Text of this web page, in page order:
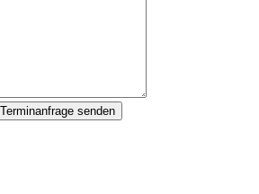
Terminanfrage senden